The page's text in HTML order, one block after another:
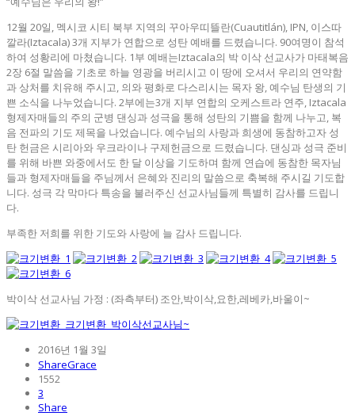
12월 20일, 멕시코 시티 북부 지역의 꾸아우띠뜰란(Cuautitlán), IPN, 이스따
깔라(Iztacala) 3개 지부가 연합으로 성탄 예배를 드렸습니다. 90여명이 참석
하여 성황리에 마쳤습니다. 1부 예배는Iztacala의 박 이삭 선교사가 마태복음
2장 6절 말씀을 기초로 하늘 영광을 버리시고 이 땅에 오셔서 우리의 연약함
과 상처를 치유해 주시고, 의와 평화로 다스리시는 목자 왕, 예수님 탄생의 기
쁜 소식을 나누었습니다. 2부에는3개 지부 연합의 오케스트라 연주, Iztacala
형제자매들의 주의 군병 댄싱과 성극을 통해 성탄의 기쁨을 함께 나누고, 복
음 전파의 기도 제목을 나었습니다. 예수님의 사랑과 희생에 동참하고자 성
탄 헌금은 시리아와 우크라이나 구제헌금으로 드렸습니다. 댄싱과 성극 준비
를 위해 바쁜 와중에서도 한 달 이상을 기도하며 함께 연습에 동참한 목자님
들과 형제자매들을 주님께서 은혜와 진리의 말씀으로 축복해 주시길 기도합
니다. 성극 각 막마다 특송을 불러주신 선교사님들께 특별히 감사를 드립니
다.
부족한 저희를 위한 기도와 사랑에 늘 감사 드립니다.
박이삭 선교사님 가정 : (좌측부터) 조안,박이삭,요한,레베카,바울이~
2016년 1월 3일
ShareGrace
1552
3
Share